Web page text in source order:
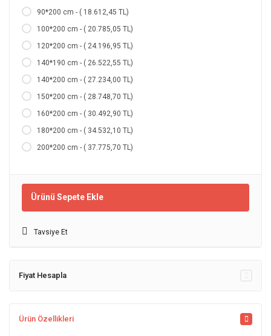
90*200 cm - ( 18.612,45 TL)
100*200 cm - ( 20.785,05 TL)
120*200 cm - ( 24.196,95 TL)
140*190 cm - ( 26.522,55 TL)
140*200 cm - ( 27.234,00 TL)
150*200 cm - ( 28.748,70 TL)
160*200 cm - ( 30.492,90 TL)
180*200 cm - ( 34.532,10 TL)
200*200 cm - ( 37.775,70 TL)
Ürünü Sepete Ekle
Tavsiye Et
Fiyat Hesapla
Ürün Özellikleri